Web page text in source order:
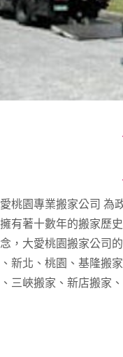
桃園專業搬家公司 為
有著十數年的搬家歷
，大愛桃園搬家公司
新北、桃園、基隆搬
三峽搬家、新店搬家